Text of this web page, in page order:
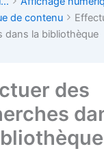
de contenu
dans la bibliothèque
des